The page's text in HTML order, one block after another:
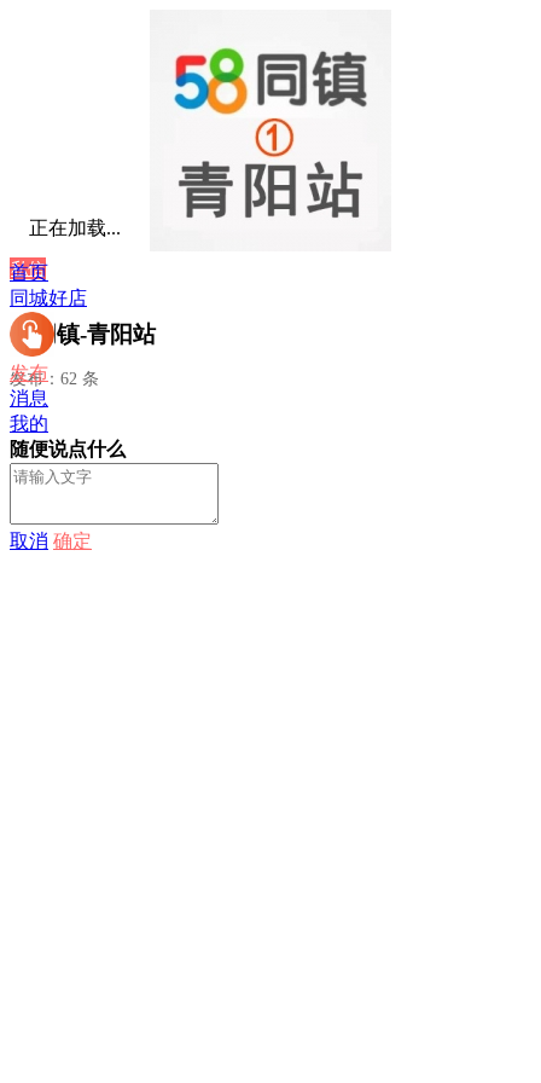
私信
58同镇-青阳站
发布：62 条
正在加载...
首页
同城好店
发布
消息
我的
随便说点什么
取消 确定